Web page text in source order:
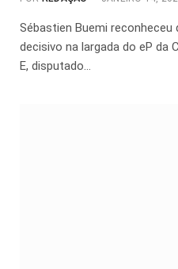
Sébastien Buemi
decisivo na largada do eP da
E, disputado…